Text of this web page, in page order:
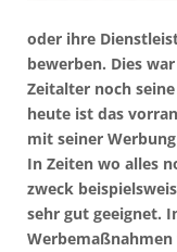
oder ihre
bewerben. Dies
Zeitalter noch
heute ist das
mit seiner
In Zeiten wo alles
zweck
sehr gut geeignet.